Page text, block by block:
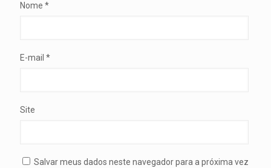
Nome *
E-mail *
Site
Salvar meus dados neste navegador para a próxima vez